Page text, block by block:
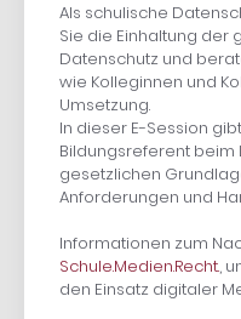
Als schulische
Sie die Einhaltung der
Datenschutz und
wie Kolleginnen und
Umsetzung.
In dieser E-Session
Bildungsreferent beim
gesetzlichen
Anforderungen und
Informationen zum
Schule.Medien.Recht.,
den Einsatz digitaler